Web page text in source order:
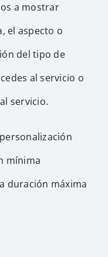
a mostrar
el aspecto o
del tipo de
al servicio o
servicio.
mínima
duración máxima